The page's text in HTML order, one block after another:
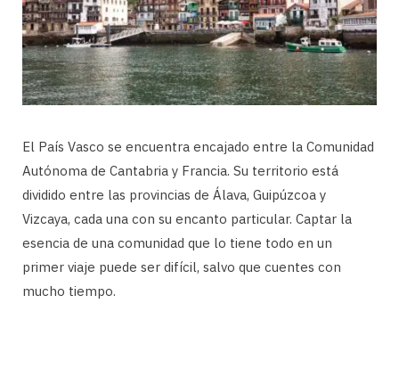
El País Vasco se encuentra encajado entre la Comunidad
Autónoma de Cantabria y Francia. Su territorio está
dividido entre las provincias de Álava, Guipúzcoa y
Vizcaya, cada una con su encanto particular. Captar la
esencia de una comunidad que lo tiene todo en un
primer viaje puede ser difícil, salvo que cuentes con
mucho tiempo.